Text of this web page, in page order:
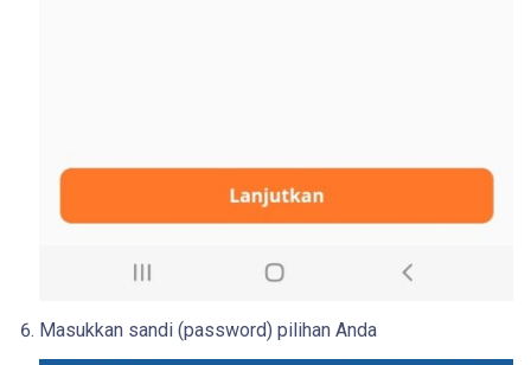
Masukkan sandi (password) pilihan Anda